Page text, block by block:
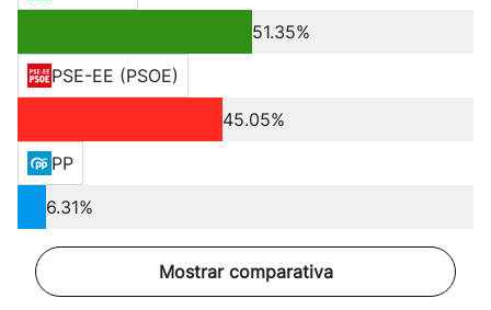
51.35%
PSE-EE (PSOE)
45.05%
PP
6.31%
Mostrar comparativa